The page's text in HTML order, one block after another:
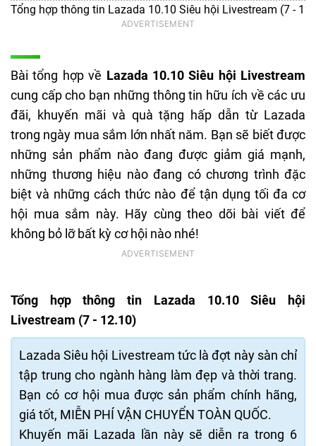
Bài tổng hợp về Lazada 10.10 Siêu hội Livestream
cung cấp cho bạn những thông tin hữu ích về các ưu
đãi, khuyến mãi và quà tặng hấp dẫn từ Lazada
trong ngày mua sắm lớn nhất năm. Bạn sẽ biết được
những sản phẩm nào đang được giảm giá mạnh,
những thương hiệu nào đang có chương trình đặc
biệt và những cách thức nào để tận dụng tối đa cơ
hội mua sắm này. Hãy cùng theo dõi bài viết để
không bỏ lỡ bất kỳ cơ hội nào nhé!
Tổng hợp thông tin Lazada 10.10 Siêu hội
Livestream (7 - 12.10)
Lazada Siêu hội Livestream tức là đợt này sàn chỉ
tập trung cho ngành hàng làm đẹp và thời trang.
Bạn có cơ hội mua được sản phẩm chính hãng,
giá tốt, MIỄN PHÍ VẬN CHUYỂN TOÀN QUỐC.
Khuyến mãi Lazada lần này sẽ diễn ra trong 6
Tổng hợp thông tin Lazada 10.10 Siêu hội Livestream (7 -